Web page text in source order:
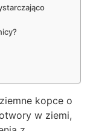
kopce o
w ziemi,